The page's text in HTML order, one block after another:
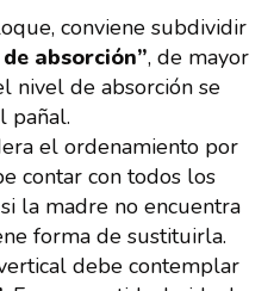
conviene subdividir
absorción”, de mayor
nivel de absorción se
pañal.
el ordenamiento por
contar con todos los
la madre no encuentra
forma de sustituirla.
debe contemplar